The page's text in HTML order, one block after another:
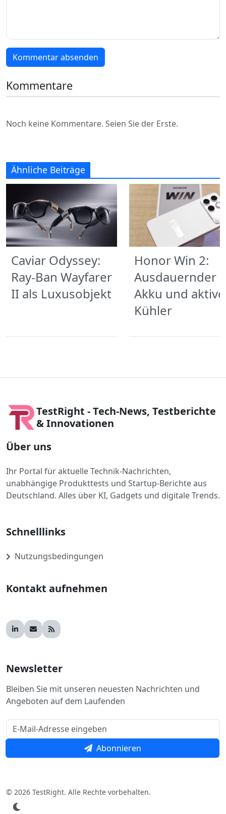
Kommentar absenden
Kommentare
Noch keine Kommentare. Seien Sie der Erste.
Ähnliche Beiträge
Caviar Odyssey:
Ray-Ban Wayfarer
II als Luxusobjekt
Honor Win 2:
Ausdauernder
Akku und
Kühler
TestRight - Tech-News, Testberichte
& Innovationen
Über uns
Ihr Portal für aktuelle Technik-Nachrichten,
unabhängige Produkttests und Startup-Berichte aus
Deutschland. Alles über KI, Gadgets und digitale Trends.
Schnelllinks
Nutzungsbedingungen
Kontakt aufnehmen
Newsletter
Bleiben Sie mit unseren neuesten Nachrichten und
Angeboten auf dem Laufenden
Abonnieren
© 2026 TestRight. Alle Rechte vorbehalten.